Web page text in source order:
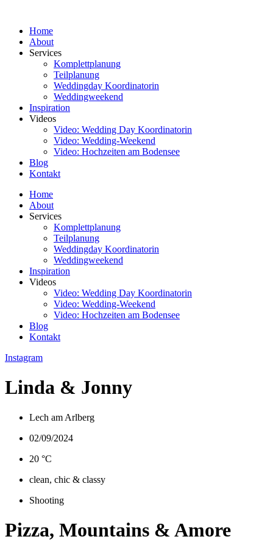
springenHome
About
Services
Komplettplanung
Teilplanung
Weddingday Koordinatorin
Weddingweekend
Inspiration
Videos
Video: Wedding Day Koordinatorin
Video: Wedding-Weekend
Video: Hochzeiten am Bodensee
Blog
Kontakt
Home
About
Services
Komplettplanung
Teilplanung
Weddingday Koordinatorin
Weddingweekend
Inspiration
Videos
Video: Wedding Day Koordinatorin
Video: Wedding-Weekend
Video: Hochzeiten am Bodensee
Blog
Kontakt
Instagram
Linda & Jonny
Lech am Arlberg
02/09/2024
20 °C
clean, chic & classy
Shooting
Pizza, Mountains & Amore